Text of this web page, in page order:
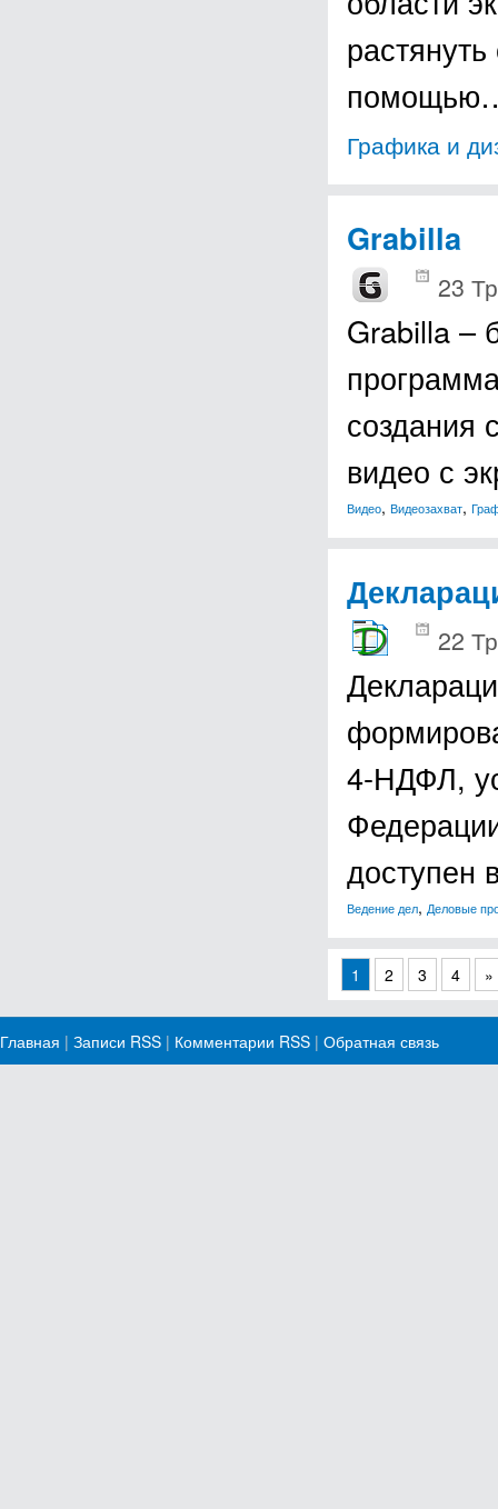
Графика и
Grabilla
23
Grabilla –
создания
видео с
Видео, Видеозахват,
22
4-НДФЛ,
доступен
Ведение дел, Деловые
1 2 3 4 »
Главная | Записи RSS | Комментарии RSS | Обратная связь